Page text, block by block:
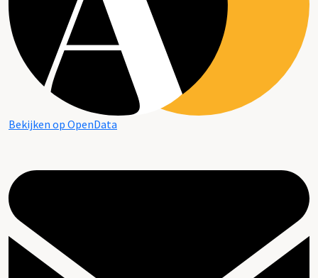
Bekijken op OpenData